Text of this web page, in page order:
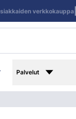
Palvelut
verkkokauppa|